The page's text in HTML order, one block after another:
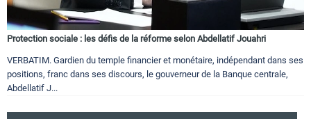
Protection sociale : les défis de la réforme selon Abdellatif Jouahri
VERBATIM. Gardien du temple financier et monétaire, indépendant dans ses
positions, franc dans ses discours, le gouverneur de la Banque centrale,
Abdellatif J...